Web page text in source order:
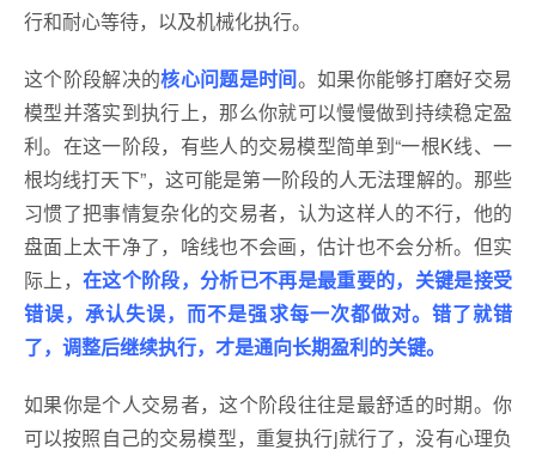
行和耐心等待，以及机械化执行。
这个阶段解决的核心问题是时间。如果你能够打磨好交易
模型并落实到执行上，那么你就可以慢慢做到持续稳定盈
利。在这一阶段，有些人的交易模型简单到“一根K线、一
根均线打天下”，这可能是第一阶段的人无法理解的。那些
习惯了把事情复杂化的交易者，认为这样人的不行，他的
盘面上太干净了，啥线也不会画，估计也不会分析。但实
际上， 在这个阶段，分析已不再是最重要的，关键是接受
错误，承认失误，而不是强求每一次都做对。错了就错
了，调整后继续执行，才是通向长期盈利的关键。
如果你是个人交易者，这个阶段往往是最舒适的时期。你
可以按照自己的交易模型，重复执行j就行了，没有心理负